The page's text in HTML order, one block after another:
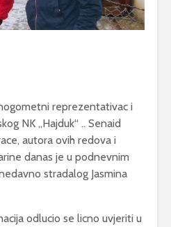
reprezentativac i
NK „Hajduk“ .. Senaid
autora ovih redova i
danas je u podnevnim
stradalog Jasmina
odlucio se licno uvjeriti u